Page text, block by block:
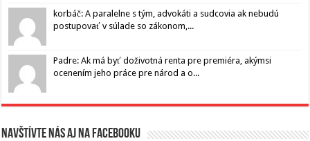
korbáč: A paralelne s tým, advokáti a sudcovia ak nebudú
postupovať v súlade so zákonom,...
Padre: Ak má byť doživotná renta pre premiéra, akýmsi
ocenením jeho práce pre národ a o...
Navštívte nás aj na Facebooku